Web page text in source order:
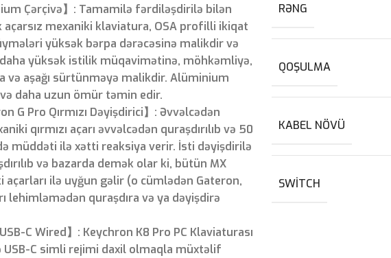
Çərçivə】: Tamamilə fərdiləşdirilə bilən
mexaniki klaviatura, OSA profilli ikiqat
yüksək bərpa dərəcəsinə malikdir və
yüksək istilik müqavimətinə, möhkəmliyə,
və aşağı sürtünməyə malikdir. Alüminium
daha uzun ömür təmin edir.
G Pro Qırmızı Dəyişdirici】: Əvvəlcədən
qırmızı açarı əvvəlcədən quraşdırılıb və 50
müddəti ilə xətti reaksiya verir. İsti dəyişdirilə
və bazarda demək olar ki, bütün MX
ilə uyğun gəlir (o cümlədən Gateron,
lehimləmədən quraşdıra və ya dəyişdirə
C Wired】: Keychron K8 Pro PC Klaviaturası
C simli rejimi daxil olmaqla müxtəlif
RƏNG
QOŞULMA
KABEL NÖVÜ
SWITCH